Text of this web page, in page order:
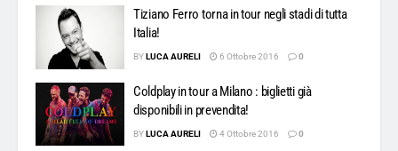
Tiziano Ferro torna in tour negli stadi di tutta
Italia!
BYLUCA AURELI 6 Ottobre 2016 0
Coldplay in tour a Milano : biglietti già
disponibili in prevendita!
BYLUCA AURELI 4 Ottobre 2016 0